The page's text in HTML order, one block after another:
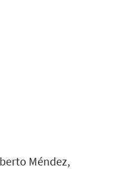
Méndez,